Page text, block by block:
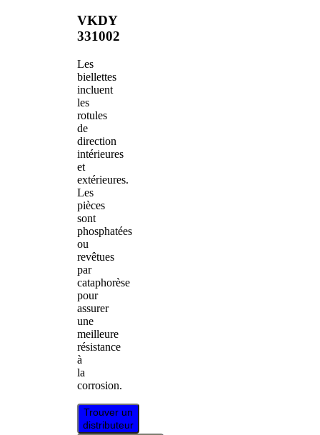
VKDY
331002
Les
biellettes
incluent
les
rotules
de
direction
intérieures
et
extérieures.
Les
pièces
sont
phosphatées
ou
revêtues
par
cataphorèse
pour
assurer
une
meilleure
résistance
à
la
corrosion.
Trouver un
distributeur